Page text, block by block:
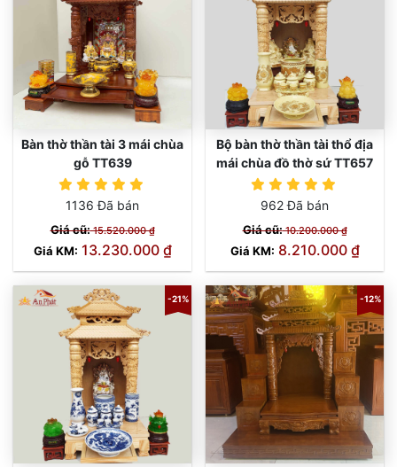
Bàn thờ thần tài 3 mái chùa
gỗ TT639
TT639
1136 Đã bán
Giá cũ:15.520.000 ₫
Giá KM: 13.230.000 ₫
Bộ bàn thờ thần tài thổ địa
mái chùa đồ thờ sứ TT657
TT657
962 Đã bán
Giá cũ:10.200.000 ₫
Giá KM: 8.210.000 ₫
-21% -12%